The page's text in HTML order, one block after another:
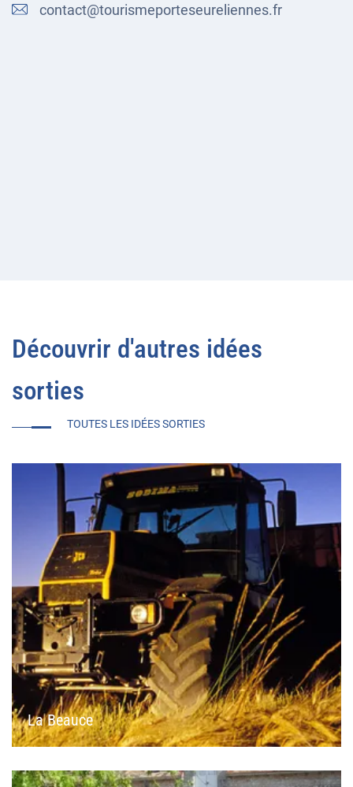
contact@tourismeporteseureliennes.fr
Découvrir d'autres idées
sorties
TOUTES LES IDÉES SORTIES
La Beauce